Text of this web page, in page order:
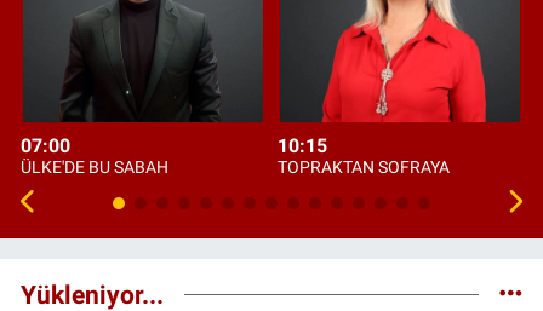
07:00
ÜLKE'DE BU SABAH
10:15
TOPRAKTAN SOFRAYA
Yükleniyor...